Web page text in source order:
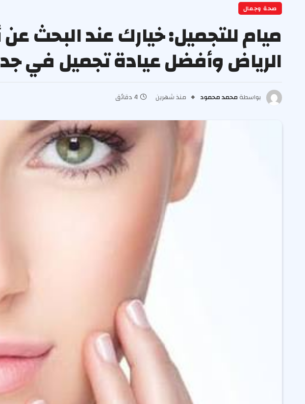
صحة وجمال
ميام للتجميل: خيارك عند البحث
الرياض وأفضل عيادة تجميل في
بواسطة محمد محمود منذ شهرين 4 دقائق